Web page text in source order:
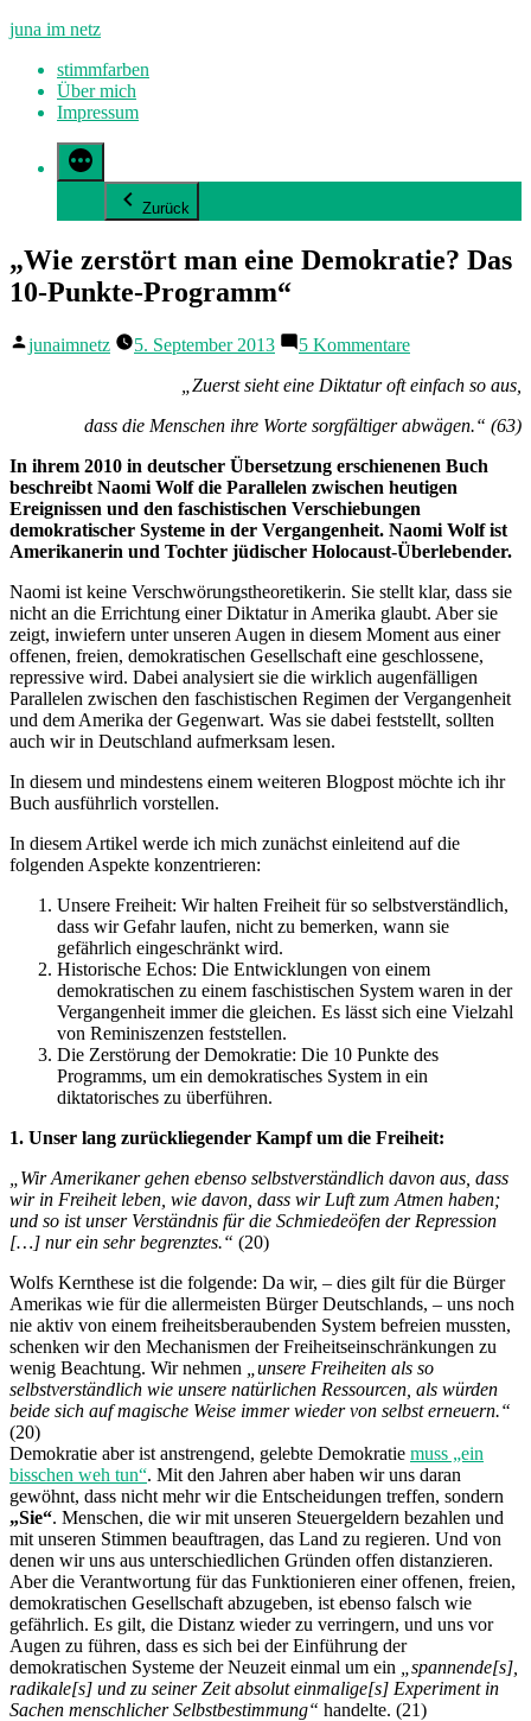
Zum
springen
juna im netz
stimmfarben
Über mich
Impressum
Zurück
„Wie zerstört man eine Demokratie? Das
10-Punkte-Programm“
Veröffentlicht
junaimnetz 5. September 2013 5 Kommentarezu
zerstört
eine
Das
10-
Punkte-
Programm“
„Zuerst sieht eine Diktatur oft einfach so aus,
dass die Menschen ihre Worte sorgfältiger abwägen.“ (63)
In ihrem 2010 in deutscher Übersetzung erschienenen Buch
beschreibt Naomi Wolf die Parallelen zwischen heutigen
Ereignissen und den faschistischen Verschiebungen
demokratischer Systeme in der Vergangenheit. Naomi Wolf ist
Amerikanerin und Tochter jüdischer Holocaust-Überlebender.
Naomi ist keine Verschwörungstheoretikerin. Sie stellt klar, dass sie
nicht an die Errichtung einer Diktatur in Amerika glaubt. Aber sie
zeigt, inwiefern unter unseren Augen in diesem Moment aus einer
offenen, freien, demokratischen Gesellschaft eine geschlossene,
repressive wird. Dabei analysiert sie die wirklich augenfälligen
Parallelen zwischen den faschistischen Regimen der Vergangenheit
und dem Amerika der Gegenwart. Was sie dabei feststellt, sollten
auch wir in Deutschland aufmerksam lesen.
In diesem und mindestens einem weiteren Blogpost möchte ich ihr
Buch ausführlich vorstellen.
In diesem Artikel werde ich mich zunächst einleitend auf die
folgenden Aspekte konzentrieren:
Unsere Freiheit: Wir halten Freiheit für so selbstverständlich,
dass wir Gefahr laufen, nicht zu bemerken, wann sie
gefährlich eingeschränkt wird.
Historische Echos: Die Entwicklungen von einem
demokratischen zu einem faschistischen System waren in der
Vergangenheit immer die gleichen. Es lässt sich eine Vielzahl
von Reminiszenzen feststellen.
Die Zerstörung der Demokratie: Die 10 Punkte des
Programms, um ein demokratisches System in ein
diktatorisches zu überführen.
1. Unser lang zurückliegender Kampf um die Freiheit:
„Wir Amerikaner gehen ebenso selbstverständlich davon aus, dass
wir in Freiheit leben, wie davon, dass wir Luft zum Atmen haben;
und so ist unser Verständnis für die Schmiedeöfen der Repression
[…] nur ein sehr begrenztes.“ (20)
Wolfs Kernthese ist die folgende: Da wir, – dies gilt für die Bürger
Amerikas wie für die allermeisten Bürger Deutschlands, – uns noch
nie aktiv von einem freiheitsberaubenden System befreien mussten,
schenken wir den Mechanismen der Freiheitseinschränkungen zu
wenig Beachtung. Wir nehmen
„unsere Freiheiten als so
selbstverständlich wie unsere natürlichen Ressourcen, als würden
beide sich auf magische Weise immer wieder von selbst erneuern.“
(20)
Demokratie aber ist anstrengend, gelebte Demokratie muss „ein
bisschen weh tun“. Mit den Jahren aber haben wir uns daran
gewöhnt, dass nicht mehr wir die Entscheidungen treffen, sondern
„Sie“. Menschen, die wir mit unseren Steuergeldern bezahlen und
mit unseren Stimmen beauftragen, das Land zu regieren. Und von
denen wir uns aus unterschiedlichen Gründen offen distanzieren.
Aber die Verantwortung für das Funktionieren einer offenen, freien,
demokratischen Gesellschaft abzugeben, ist ebenso falsch wie
gefährlich. Es gilt, die Distanz wieder zu verringern, und uns vor
Augen zu führen, dass es sich bei der Einführung der
demokratischen Systeme der Neuzeit einmal um ein
„spannende[s],
radikale[s] und zu seiner Zeit absolut einmalige[s] Experiment in
Sachen menschlicher Selbstbestimmung“ handelte. (21)